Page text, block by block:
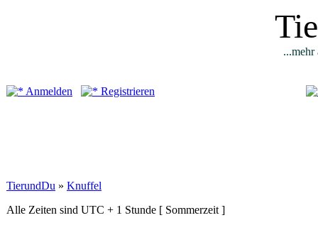
...mehr
Anmelden Registrieren
TierundDu » Knuffel
Alle Zeiten sind UTC + 1 Stunde [ Sommerzeit ]